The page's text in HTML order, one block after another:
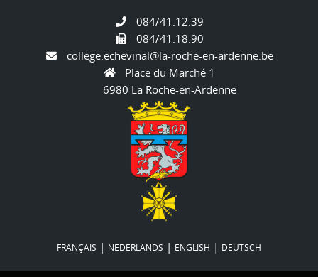
084/41.12.39
084/41.18.90
college.echevinal@la-roche-en-ardenne.be
Place du Marché 1
6980 La Roche-en-Ardenne
FRANÇAIS | NEDERLANDS | ENGLISH | DEUTSCH